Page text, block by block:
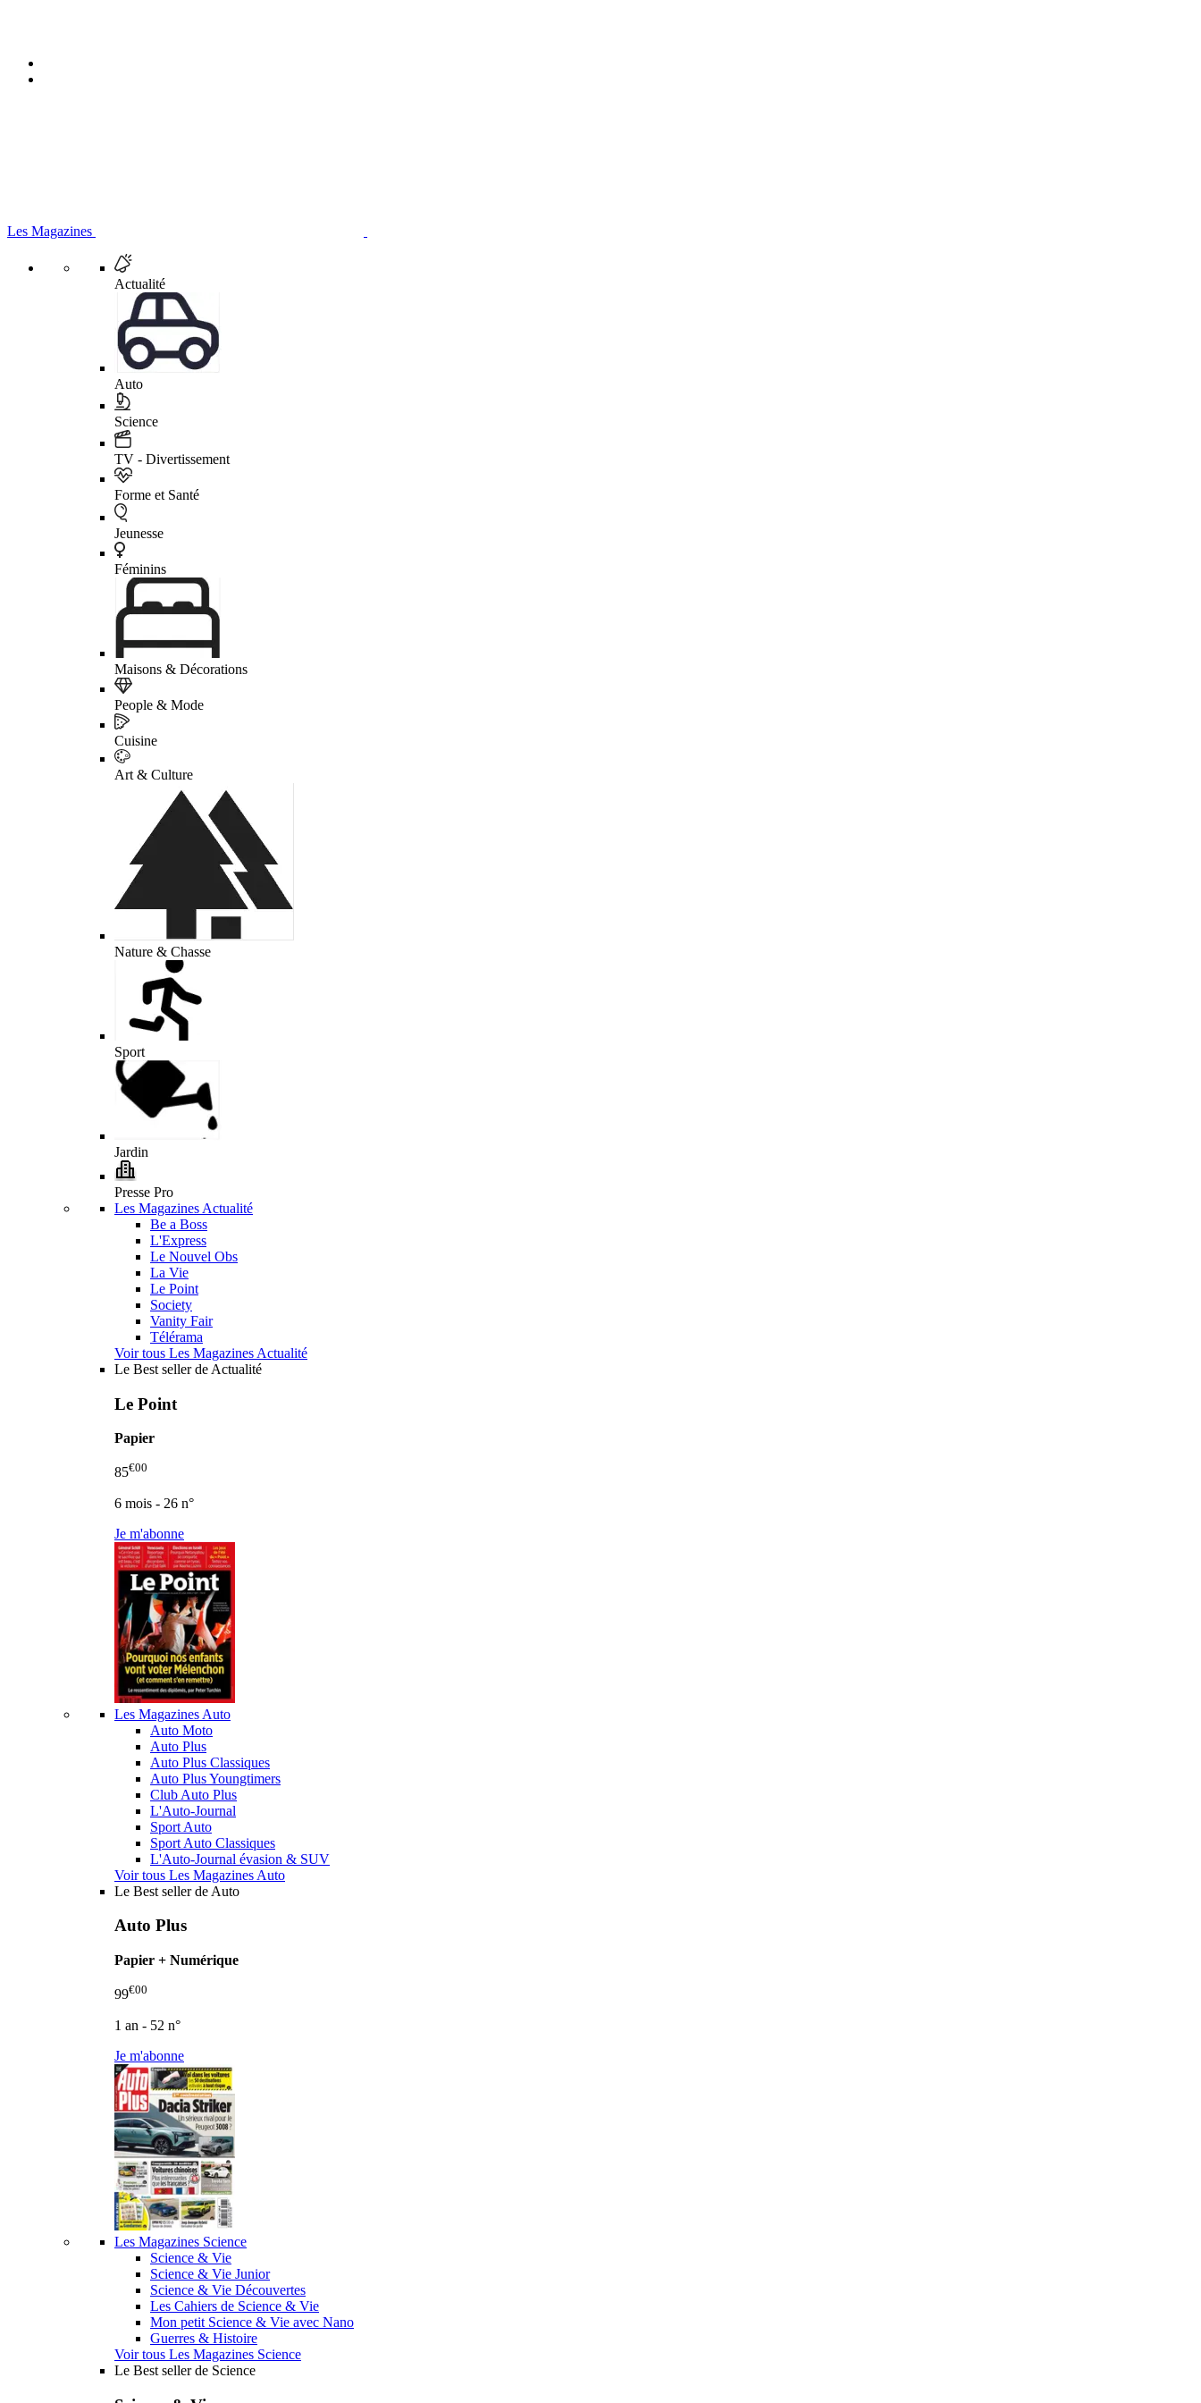
Les Magazines
Actualité
Auto
Science
TV - Divertissement
Forme et Santé
Jeunesse
Féminins
Maisons & Décorations
People & Mode
Cuisine
Art & Culture
Nature & Chasse
Sport
Jardin
Presse Pro
Les Magazines Actualité
Be a Boss
L'Express
Le Nouvel Obs
La Vie
Le Point
Society
Vanity Fair
Télérama
Voir tous Les Magazines Actualité
Le Best seller de Actualité
Le Point
Papier
85€00
6 mois - 26 n°
Je m'abonne
Les Magazines Auto
Auto Moto
Auto Plus
Auto Plus Classiques
Auto Plus Youngtimers
Club Auto Plus
L'Auto-Journal
Sport Auto
Sport Auto Classiques
L'Auto-Journal évasion & SUV
Voir tous Les Magazines Auto
Le Best seller de Auto
Auto Plus
Papier + Numérique
99€00
1 an - 52 n°
Je m'abonne
Les Magazines Science
Science & Vie
Science & Vie Junior
Science & Vie Découvertes
Les Cahiers de Science & Vie
Mon petit Science & Vie avec Nano
Guerres & Histoire
Voir tous Les Magazines Science
Le Best seller de Science